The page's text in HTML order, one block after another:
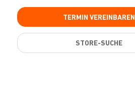
TERMIN VEREINBAREN
STORE-SUCHE